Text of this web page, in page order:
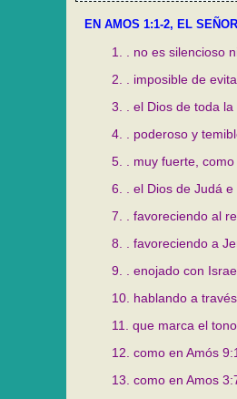
EN AMOS 1:1-2, EL
1. . no es silencioso
2. . imposible de
3. . el Dios de toda la
4. . poderoso y
5. . muy fuerte,
6. . el Dios de Judá e
7. . favoreciendo al
8. . favoreciendo a
9. . enojado con
10. hablando a
11. que marca el
12. como en Amós
13. como en Amos